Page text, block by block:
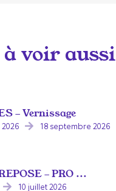
à voir aussi
- Vernissage
18 septembre 2026
- PRO ...
10 juillet 2026